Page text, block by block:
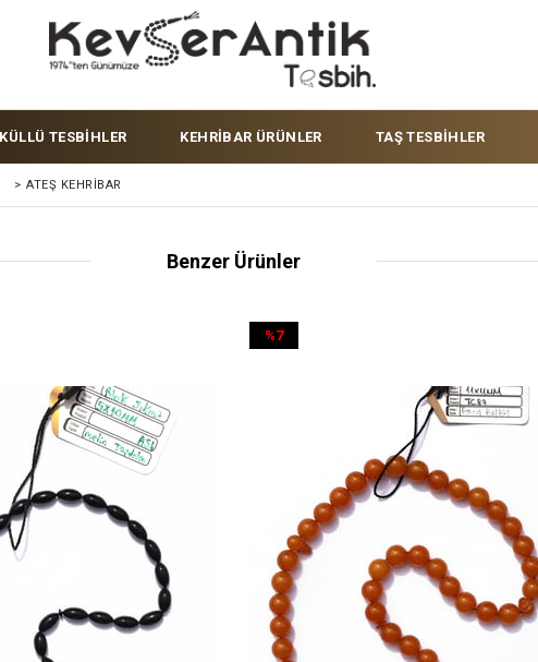
TESBİHLER KEHRİBAR ÜRÜNLER TAŞ TESBİHLER
> ATEŞ KEHRIBAR
Benzer Ürünler
%7